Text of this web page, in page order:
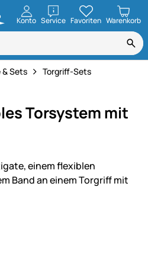
Konto ServiceöffnenFavoriten Warenkorb
& Sets Torgriff-Sets
Torsystem mit